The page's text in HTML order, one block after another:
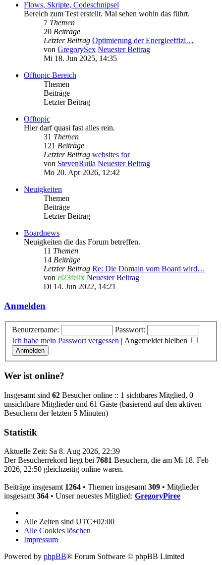
Flows, Skripte, Codeschnipsel
Bereich zum Test erstellt. Mal sehen wohin das führt.
7 Themen
20 Beiträge
Letzter Beitrag Optimierung der Energieeffizi…
von GregorySex Neuester Beitrag
Mi 18. Jun 2025, 14:35
Offtopic Bereich
Themen
Beiträge
Letzter Beitrag
Offtopic
Hier darf quasi fast alles rein.
31 Themen
121 Beiträge
Letzter Beitrag websites for
von StevenRuila Neuester Beitrag
Mo 20. Apr 2026, 12:42
Neuigkeiten
Themen
Beiträge
Letzter Beitrag
Boardnews
Neuigkeiten die das Forum betreffen.
11 Themen
14 Beiträge
Letzter Beitrag Re: Die Domain vom Board wird…
von ei23felix Neuester Beitrag
Di 14. Jun 2022, 14:21
Anmelden
Benutzername:
Passwort:
Ich habe mein Passwort vergessen | Angemeldet bleiben
Wer ist online?
Insgesamt sind 62 Besucher online :: 1 sichtbares Mitglied, 0
unsichtbare Mitglieder und 61 Gäste (basierend auf den aktiven
Besuchern der letzten 5 Minuten)
Statistik
Aktuelle Zeit: Sa 8. Aug 2026, 22:39
Der Besucherrekord liegt bei 7681 Besuchern, die am Mi 18. Feb
2026, 22:50 gleichzeitig online waren.
Beiträge insgesamt 1264 • Themen insgesamt 309 • Mitglieder
insgesamt 364 • Unser neuestes Mitglied: GregoryPiree
Alle Zeiten sind UTC+02:00
Alle Cookies löschen
Impressum
Powered by phpBB® Forum Software © phpBB Limited